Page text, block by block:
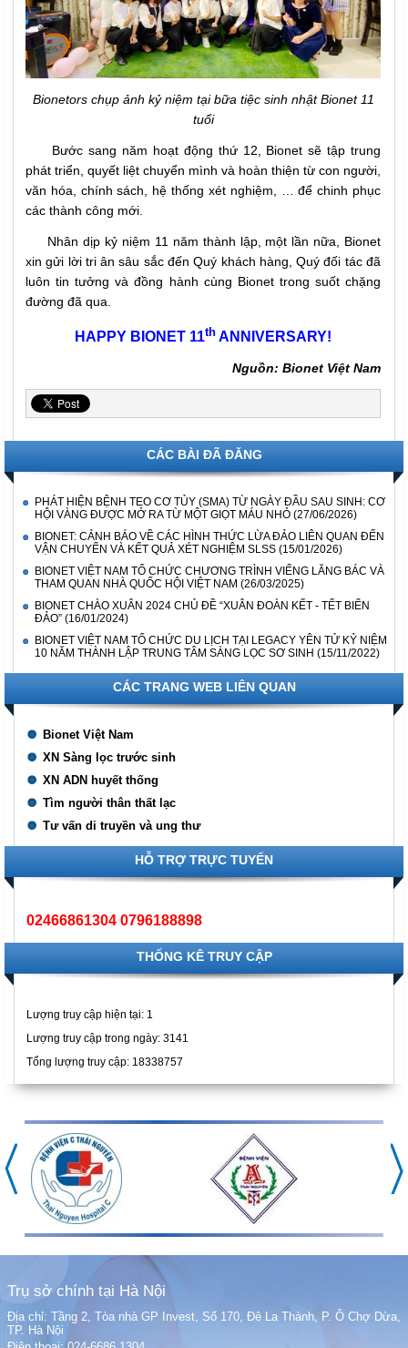
Bionetors chụp ảnh kỷ niệm tại bữa tiệc sinh nhật Bionet 11
tuổi
Bước sang năm hoạt động thứ 12, Bionet sẽ tập trung
phát triển, quyết liệt chuyển mình và hoàn thiện từ con người,
văn hóa, chính sách, hệ thống xét nghiệm, … để chinh phục
các thành công mới.
Nhân dịp kỷ niệm 11 năm thành lập, một lần nữa, Bionet
xin gửi lời tri ân sâu sắc đến Quý khách hàng, Quý đối tác đã
luôn tin tưởng và đồng hành cùng Bionet trong suốt chặng
đường đã qua.
HAPPY BIONET 11th ANNIVERSARY!
Nguồn: Bionet Việt Nam
CÁC BÀI ĐÃ ĐĂNG
PHÁT HIỆN BỆNH TEO CƠ TỦY (SMA) TỪ NGÀY ĐẦU SAU SINH: CƠ
HỘI VÀNG ĐƯỢC MỞ RA TỪ MỘT GIỌT MÁU NHỎ (27/06/2026)
BIONET: CẢNH BÁO VỀ CÁC HÌNH THỨC LỪA ĐẢO LIÊN QUAN ĐẾN
VẬN CHUYỂN VÀ KẾT QUẢ XÉT NGHIỆM SLSS (15/01/2026)
BIONET VIỆT NAM TỔ CHỨC CHƯƠNG TRÌNH VIẾNG LĂNG BÁC VÀ
THAM QUAN NHÀ QUỐC HỘI VIỆT NAM (26/03/2025)
BIONET CHÀO XUÂN 2024 CHỦ ĐỀ “XUÂN ĐOÀN KẾT - TẾT BIỂN
ĐẢO” (16/01/2024)
BIONET VIỆT NAM TỔ CHỨC DU LỊCH TẠI LEGACY YÊN TỬ KỶ NIỆM
10 NĂM THÀNH LẬP TRUNG TÂM SÀNG LỌC SƠ SINH (15/11/2022)
CÁC TRANG WEB LIÊN QUAN
Bionet Việt Nam
XN Sàng lọc trước sinh
XN ADN huyết thống
Tìm người thân thất lạc
Tư vấn di truyền và ung thư
HỖ TRỢ TRỰC TUYẾN
02466861304 0796188898
THỐNG KÊ TRUY CẬP
Lượng truy cập hiện tại: 1
Lượng truy cập trong ngày: 3141
Tổng lượng truy cập: 18338757
Trụ sở chính tại Hà Nội
Địa chỉ: Tầng 2, Tòa nhà GP Invest, Số 170, Đê La Thành, P. Ô Chợ Dừa,
TP. Hà Nội